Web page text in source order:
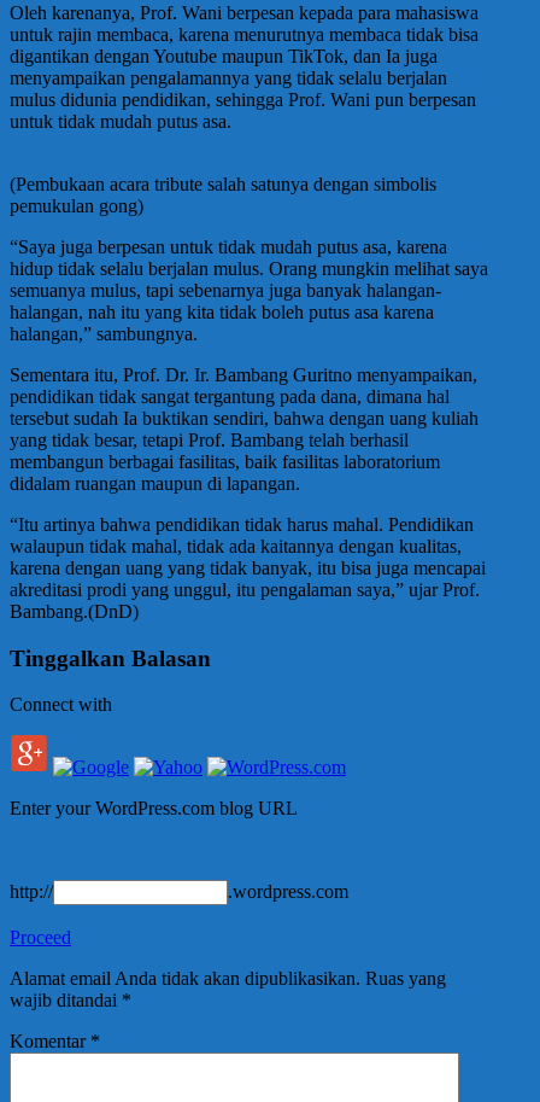
Oleh karenanya, Prof. Wani berpesan kepada para mahasiswa
untuk rajin membaca, karena menurutnya membaca tidak bisa
digantikan dengan Youtube maupun TikTok, dan Ia juga
menyampaikan pengalamannya yang tidak selalu berjalan
mulus didunia pendidikan, sehingga Prof. Wani pun berpesan
untuk tidak mudah putus asa.
(Pembukaan acara tribute salah satunya dengan simbolis
pemukulan gong)
“Saya juga berpesan untuk tidak mudah putus asa, karena
hidup tidak selalu berjalan mulus. Orang mungkin melihat saya
semuanya mulus, tapi sebenarnya juga banyak halangan-
halangan, nah itu yang kita tidak boleh putus asa karena
halangan,” sambungnya.
Sementara itu, Prof. Dr. Ir. Bambang Guritno menyampaikan,
pendidikan tidak sangat tergantung pada dana, dimana hal
tersebut sudah Ia buktikan sendiri, bahwa dengan uang kuliah
yang tidak besar, tetapi Prof. Bambang telah berhasil
membangun berbagai fasilitas, baik fasilitas laboratorium
didalam ruangan maupun di lapangan.
“Itu artinya bahwa pendidikan tidak harus mahal. Pendidikan
walaupun tidak mahal, tidak ada kaitannya dengan kualitas,
karena dengan uang yang tidak banyak, itu bisa juga mencapai
akreditasi prodi yang unggul, itu pengalaman saya,” ujar Prof.
Bambang.(DnD)
Tinggalkan Balasan
Connect with
Enter your WordPress.com blog URL
http:// .wordpress.com
Proceed
Alamat email Anda tidak akan dipublikasikan. Ruas yang
wajib ditandai *
Komentar *